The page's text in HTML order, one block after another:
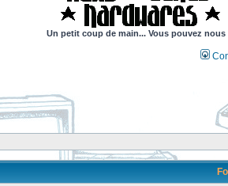
Un petit coup de main... Vous pouvez